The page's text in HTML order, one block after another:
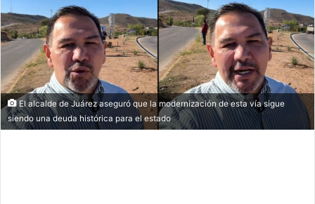
El alcalde de Juárez aseguró que la modernización de esta vía sigue
siendo una deuda histórica para el estado